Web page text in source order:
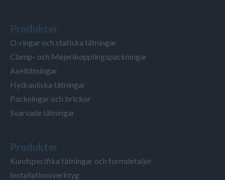
Produkter
O-ringar och statiska tätningar
Clamp- och Mejerikopplingspackningar
Axeltätningar
Hydrauliska tätningar
Packningar och brickor
Svarvade tätningar
Produkter
Kundspecifika tätningar och formdetaljer
Installationsverktyg